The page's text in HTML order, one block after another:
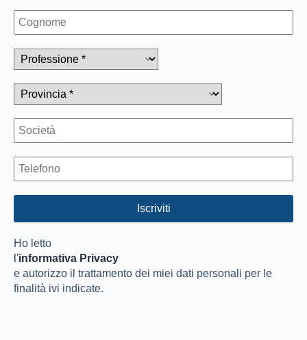
Ho letto
l'informativa Privacy
e autorizzo il trattamento dei miei dati personali per le
finalità ivi indicate.